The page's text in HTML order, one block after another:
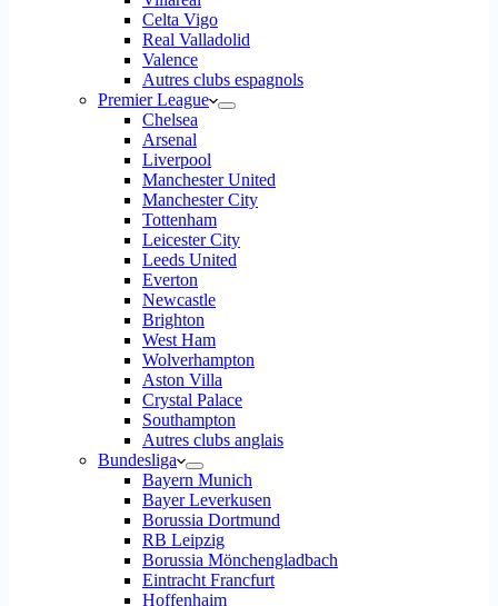
Celta Vigo
Real Valladolid
Valence
Autres clubs espagnols
Premier League
Chelsea
Arsenal
Liverpool
Manchester United
Manchester City
Tottenham
Leicester City
Leeds United
Everton
Newcastle
Brighton
West Ham
Wolverhampton
Aston Villa
Crystal Palace
Southampton
Autres clubs anglais
Bundesliga
Bayern Munich
Bayer Leverkusen
Borussia Dortmund
RB Leipzig
Borussia Mönchengladbach
Eintracht Francfurt
Hoffenhaim